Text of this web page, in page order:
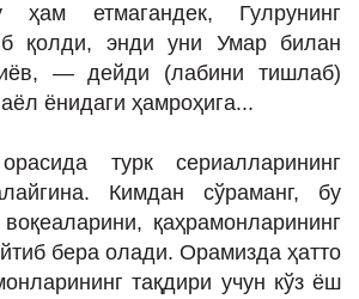
ҳам етмагандек, Гулрунинг
қолди, энди уни Умар билан
— дейди (лабини тишлаб)
ёнидаги ҳамроҳига...
турк сериалларининг
Кимдан сўраманг, бу
қаҳрамонларининг
бера олади. Орамизда ҳатто
тақдири учун кўз ёш